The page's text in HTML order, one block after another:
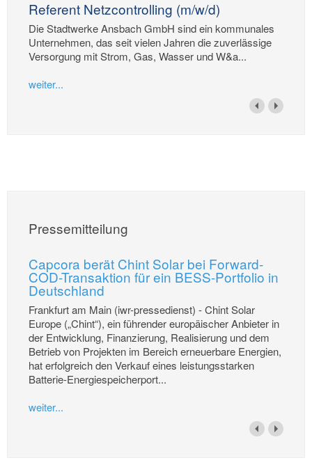
Referent Netzcontrolling (m/w/d)
Die Stadtwerke Ansbach GmbH sind ein kommunales
Unternehmen, das seit vielen Jahren die zuverlässige
Versorgung mit Strom, Gas, Wasser und W&a...
weiter...
Pressemitteilung
Capcora berät Chint Solar bei Forward-
COD-Transaktion für ein BESS-Portfolio in
Deutschland
Frankfurt am Main (iwr-pressedienst) - Chint Solar
Europe („Chint“), ein führender europäischer Anbieter in
der Entwicklung, Finanzierung, Realisierung und dem
Betrieb von Projekten im Bereich erneuerbare Energien,
hat erfolgreich den Verkauf eines leistungsstarken
Batterie-Energiespeicherport...
weiter...